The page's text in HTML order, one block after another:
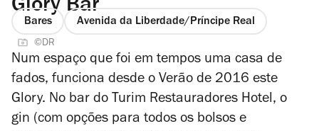
Glory Bar
Bares Avenida da Liberdade/Príncipe Real
©DR
Num espaço que foi em tempos uma casa de
fados, funciona desde o Verão de 2016 este
Glory. No bar do Turim Restauradores Hotel, o
gin (com opções para todos os bolsos e